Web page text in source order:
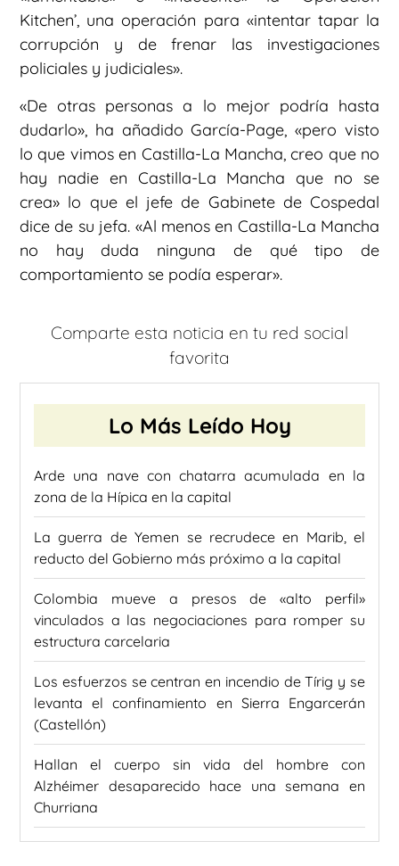
Kitchen’, una operación para «intentar tapar la
corrupción y de frenar las investigaciones
policiales y judiciales».
«De otras personas a lo mejor podría hasta
dudarlo», ha añadido García-Page, «pero visto
lo que vimos en Castilla-La Mancha, creo que no
hay nadie en Castilla-La Mancha que no se
crea» lo que el jefe de Gabinete de Cospedal
dice de su jefa. «Al menos en Castilla-La Mancha
no hay duda ninguna de qué tipo de
comportamiento se podía esperar».
Comparte esta noticia en tu red social
favorita
Lo Más Leído Hoy
Arde una nave con chatarra acumulada en la
zona de la Hípica en la capital
La guerra de Yemen se recrudece en Marib, el
reducto del Gobierno más próximo a la capital
Colombia mueve a presos de «alto perfil»
vinculados a las negociaciones para romper su
estructura carcelaria
Los esfuerzos se centran en incendio de Tírig y se
levanta el confinamiento en Sierra Engarcerán
(Castellón)
Hallan el cuerpo sin vida del hombre con
Alzhéimer desaparecido hace una semana en
Churriana